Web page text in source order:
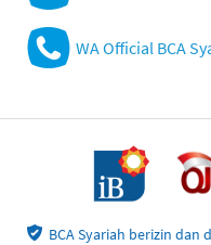
WA Official BCA
BCA Syariah berizin dan